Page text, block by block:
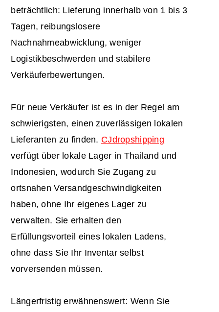
beträchtlich: Lieferung innerhalb von 1 bis 3
Tagen, reibungslosere
Nachnahmeabwicklung, weniger
Logistikbeschwerden und stabilere
Verkäuferbewertungen.
Für neue Verkäufer ist es in der Regel am
schwierigsten, einen zuverlässigen lokalen
Lieferanten zu finden. CJdropshipping
verfügt über lokale Lager in Thailand und
Indonesien, wodurch Sie Zugang zu
ortsnahen Versandgeschwindigkeiten
haben, ohne Ihr eigenes Lager zu
verwalten. Sie erhalten den
Erfüllungsvorteil eines lokalen Ladens,
ohne dass Sie Ihr Inventar selbst
vorversenden müssen.
Längerfristig erwähnenswert: Wenn Sie